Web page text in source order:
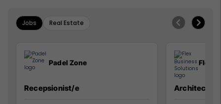
Jobs Real Estate
Padel Zone
Recepsionist/e
Flex
Architect